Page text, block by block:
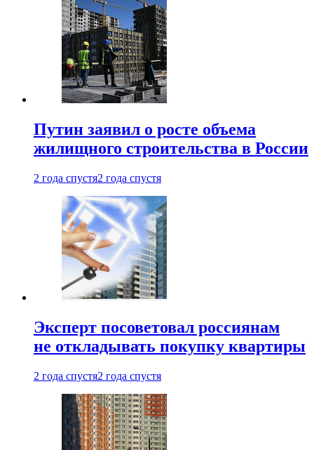
Путин заявил о росте объема
жилищного строительства в России
2 года спустя2 года спустя
Эксперт посоветовал россиянам
не откладывать покупку квартиры
2 года спустя2 года спустя